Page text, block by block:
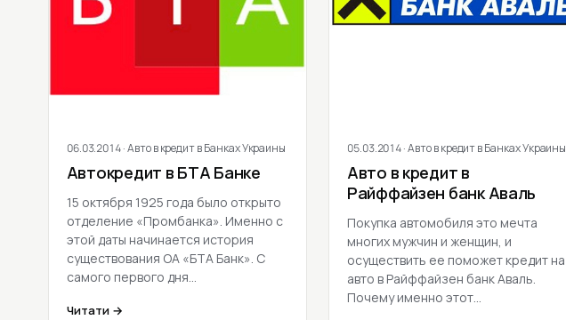
06.03.2014· Авто в кредит в Банках Украины
Автокредит в БТА Банке
15 октября 1925 года было открыто
отделение «Промбанка». Именно с
этой даты начинается история
существования ОА «БТА Банк». С
самого первого дня…
Читати →
05.03.2014· Авто в кредит в Банках Украины
Авто в кредит в
Райффайзен банк Аваль
Покупка автомобиля это мечта
многих мужчин и женщин, и
осуществить ее поможет кредит на
авто в Райффайзен банк Аваль.
Почему именно этот…